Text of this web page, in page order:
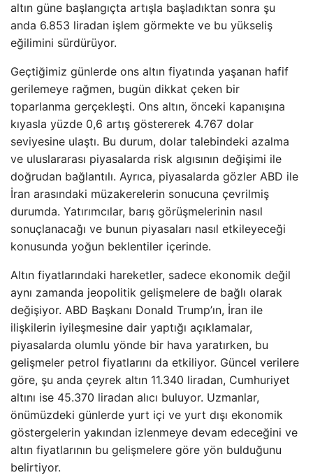
altın güne başlangıçta artışla başladıktan sonra şu
anda 6.853 liradan işlem görmekte ve bu yükseliş
eğilimini sürdürüyor.
Geçtiğimiz günlerde ons altın fiyatında yaşanan hafif
gerilemeye rağmen, bugün dikkat çeken bir
toparlanma gerçekleşti. Ons altın, önceki kapanışına
kıyasla yüzde 0,6 artış göstererek 4.767 dolar
seviyesine ulaştı. Bu durum, dolar talebindeki azalma
ve uluslararası piyasalarda risk algısının değişimi ile
doğrudan bağlantılı. Ayrıca, piyasalarda gözler ABD ile
İran arasındaki müzakerelerin sonucuna çevrilmiş
durumda. Yatırımcılar, barış görüşmelerinin nasıl
sonuçlanacağı ve bunun piyasaları nasıl etkileyeceği
konusunda yoğun beklentiler içerinde.
Altın fiyatlarındaki hareketler, sadece ekonomik değil
aynı zamanda jeopolitik gelişmelere de bağlı olarak
değişiyor. ABD Başkanı Donald Trump’ın, İran ile
ilişkilerin iyileşmesine dair yaptığı açıklamalar,
piyasalarda olumlu yönde bir hava yaratırken, bu
gelişmeler petrol fiyatlarını da etkiliyor. Güncel verilere
göre, şu anda çeyrek altın 11.340 liradan, Cumhuriyet
altını ise 45.370 liradan alıcı buluyor. Uzmanlar,
önümüzdeki günlerde yurt içi ve yurt dışı ekonomik
göstergelerin yakından izlenmeye devam edeceğini ve
altın fiyatlarının bu gelişmelere göre yön bulduğunu
belirtiyor.